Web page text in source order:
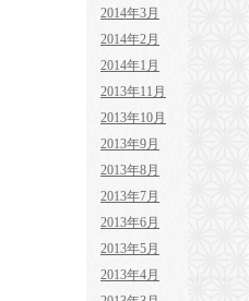
2014年3月
2014年2月
2014年1月
2013年11月
2013年10月
2013年9月
2013年8月
2013年7月
2013年6月
2013年5月
2013年4月